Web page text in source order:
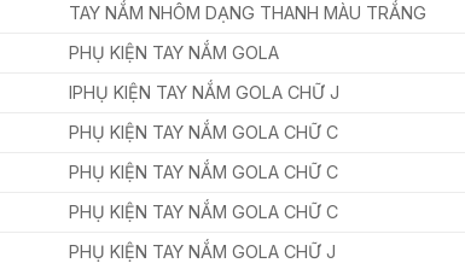
TAY NẮM NHÔM DẠNG THANH MÀU TRẮNG
PHỤ KIỆN TAY NẮM GOLA
IPHỤ KIỆN TAY NẮM GOLA CHỮ J
PHỤ KIỆN TAY NẮM GOLA CHỮ C
PHỤ KIỆN TAY NẮM GOLA CHỮ C
PHỤ KIỆN TAY NẮM GOLA CHỮ C
PHỤ KIỆN TAY NẮM GOLA CHỮ J